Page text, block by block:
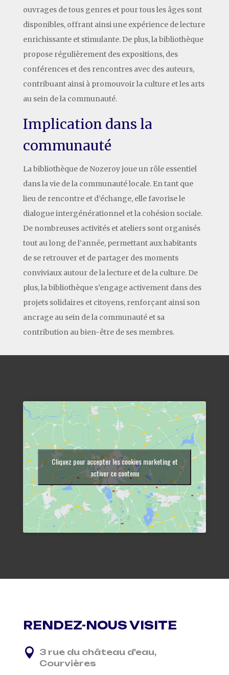
ouvrages de tous genres et pour tous les âges sont
disponibles, offrant ainsi une expérience de lecture
enrichissante et stimulante. De plus, la bibliothèque
propose régulièrement des expositions, des
conférences et des rencontres avec des auteurs,
contribuant ainsi à promouvoir la culture et les arts
au sein de la communauté.
Implication dans la
communauté
La bibliothèque de Nozeroy joue un rôle essentiel
dans la vie de la communauté locale. En tant que
lieu de rencontre et d’échange, elle favorise le
dialogue intergénérationnel et la cohésion sociale.
De nombreuses activités et ateliers sont organisés
tout au long de l’année, permettant aux habitants
de se retrouver et de partager des moments
conviviaux autour de la lecture et de la culture. De
plus, la bibliothèque s’engage activement dans des
projets solidaires et citoyens, renforçant ainsi son
ancrage au sein de la communauté et sa
contribution au bien-être de ses membres.
Cliquez pour accepter les cookies marketing et
activer ce contenu
RENDEZ-NOUS VISITE
 3 rue du château d'eau,
Courvières